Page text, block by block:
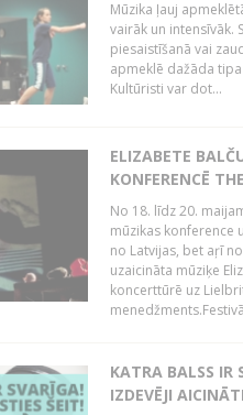
Mūzika ļauj
vairāk un intensīvāk.
piesaistīšanā vai
apmeklē dažāda
Kultūristi var dot...
ELIZABETE
KONFERENCĒ
No 18. līdz 20.
mūzikas konference
no Latvijas, bet aŗī
uzaicināta mūziķe
koncerttūrē uz
KATRA BALSS IR
IZDEVĒJI